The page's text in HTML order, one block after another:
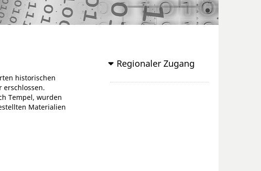
historischen
erschlossen.
Tempel, wurden
Materialien
Regionaler Zugang